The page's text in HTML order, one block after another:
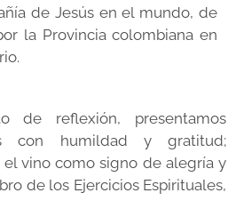
de Jesús en el mundo, de
la Provincia colombiana en
de reflexión, presentamos
con humildad y gratitud;
vino como signo de alegría y
de los Ejercicios Espirituales,